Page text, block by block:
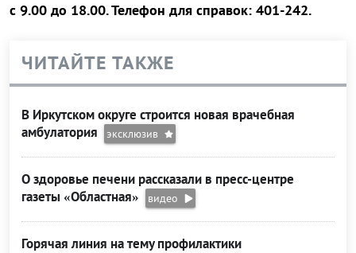
с 9.00 до 18.00. Телефон для справок: 401-242.
ЧИТАЙТЕ ТАКЖЕ
В Иркутском округе строится новая врачебная
амбулатория
эксклюзив
О здоровье печени рассказали в пресс-центре
газеты «Областная»
видео
Горячая линия на тему профилактики